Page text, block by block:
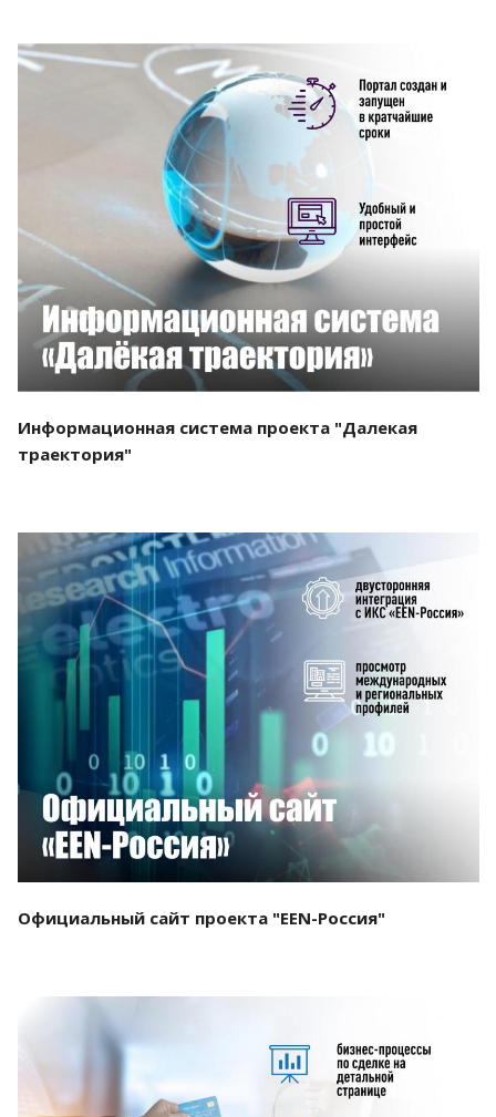
Смотреть проект
Информационная система проекта "Далекая
траектория"
Смотреть проект
Официальный сайт проекта "EEN-Россия"